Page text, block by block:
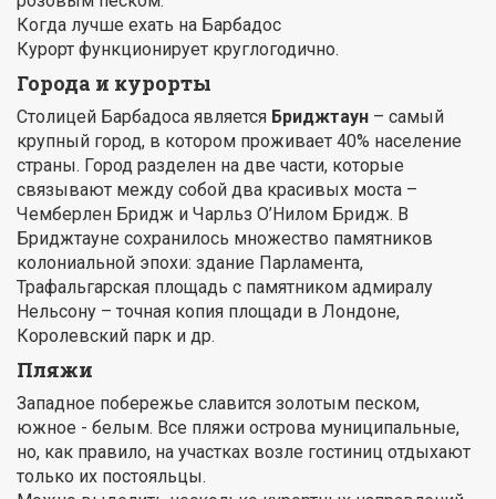
Когда лучше ехать на Барбадос
Курорт функционирует круглогодично.
Города и курорты
Столицей Барбадоса является Бриджтаун – самый
крупный город, в котором проживает 40% население
страны. Город разделен на две части, которые
связывают между собой два красивых моста –
Чемберлен Бридж и Чарльз О’Нилом Бридж. В
Бриджтауне сохранилось множество памятников
колониальной эпохи: здание Парламента,
Трафальгарская площадь с памятником адмиралу
Нельсону – точная копия площади в Лондоне,
Королевский парк и др.
Пляжи
Западное побережье славится золотым песком,
южное - белым. Все пляжи острова муниципальные,
но, как правило, на участках возле гостиниц отдыхают
только их постояльцы.